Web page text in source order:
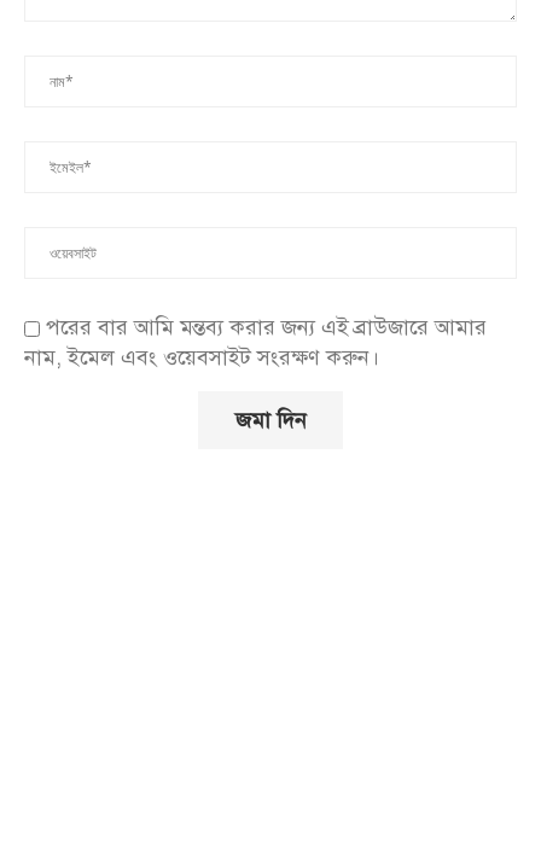
পরের বার আমি মন্তব্য করার জন্য এই ব্রাউজারে আমার
নাম, ইমেল এবং ওয়েবসাইট সংরক্ষণ করুন।